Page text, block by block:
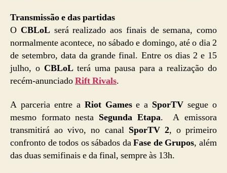
Transmissão e das partidas
O CBLoLserá realizado aos finais de semana, como
normalmente acontece, no sábado e domingo, até o dia 2
de setembro, data da grande final. Entre os dias 2 e 15
julho, o CBLoLterá uma pausa para a realização do
recém-anunciadoRift Rivals.
A parceria entre a Riot Gamese a SporTV segue o
mesmo formato nesta Segunda Etapa. A emissora
transmitirá ao vivo, no canal SporTV 2, o primeiro
confronto de todos os sábados daFase de Grupos, além
das duas semifinais e da final, sempre às 13h.